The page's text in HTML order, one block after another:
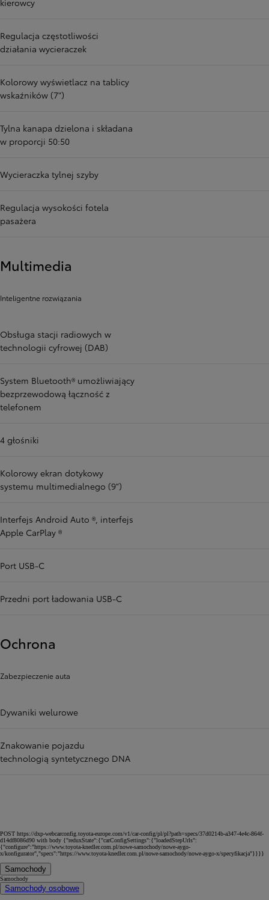
kierowcy
Regulacja częstotliwości
działania wycieraczek
Kolorowy wyświetlacz na tablicy
wskaźników (7")
Tylna kanapa dzielona i składana
w proporcji 50:50
Wycieraczka tylnej szyby
Regulacja wysokości fotela
pasażera
Multimedia
Inteligentne rozwiązania
Obsługa stacji radiowych w
technologii cyfrowej (DAB)
System Bluetooth® umożliwiający
bezprzewodową łączność z
telefonem
4 głośniki
Kolorowy ekran dotykowy
systemu multimedialnego (9")
Interfejs Android Auto ®, interfejs
Apple CarPlay ®
Port USB-C
Przedni port ładowania USB-C
Ochrona
Zabezpieczenie auta
Dywaniki welurowe
Znakowanie pojazdu
technologią syntetycznego DNA
POST https://dxp-webcarconfig.toyota-europe.com/v1/car-config/pl/pl?path=specs/37d0214b-a347-4e4c-864f-
d14df8086d90 with body {"reduxState":{"carConfigSettings":{"loadedStepUrls":
{"configure":"https://www.toyota-knedler.com.pl/nowe-samochody/nowe-aygo-
x/konfigurator","specs":"https://www.toyota-knedler.com.pl/nowe-samochody/nowe-aygo-x/specyfikacja"}}}}
Samochody
Samochody
Samochody osobowe